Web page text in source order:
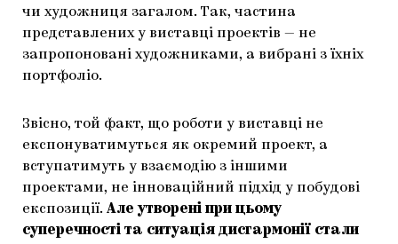
чи художниця загалом. Так, частина
представлених у виставці проектів — не
запропоновані художниками, а вибрані з їхніх
портфоліо.
Звісно, той факт, що роботи у виставці не
експонуватимуться як окремий проект, а
вступатимуть у взаємодію з іншими
проектами, не інноваційний підхід у побудові
експозиції. Але утворені при цьому
суперечності та ситуація дисгармонії стали